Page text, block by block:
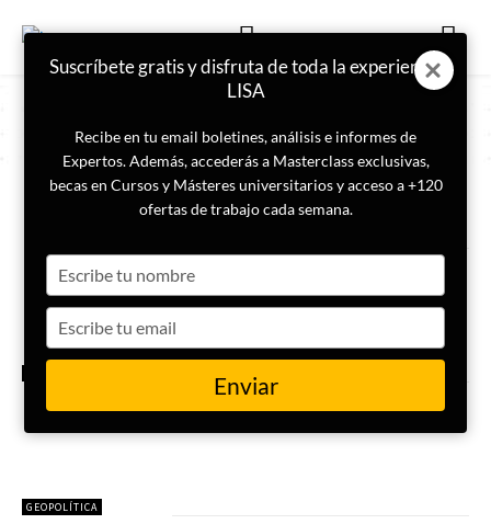
ETIQUETA
Demografia
Tendencias demográficas
globales: diferencias entre
países desarrollados y en vías
de desarrollo
GEOPOLÍTICA
África es el origen y será el
Suscríbete gratis y disfruta de toda la experiencia
LISA
Recibe en tu email boletines, análisis e informes de
Expertos. Además, accederás a Masterclass exclusivas,
becas en Cursos y Másteres universitarios y acceso a +120
ofertas de trabajo cada semana.
your
name
your
email
Enviar